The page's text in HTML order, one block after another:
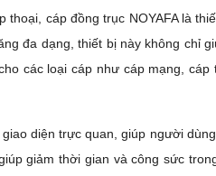
thoại, cáp đồng trục NOYAFA là
đa dạng, thiết bị này không chỉ
các loại cáp như cáp mạng,
diện trực quan, giúp người
giảm thời gian và công sức